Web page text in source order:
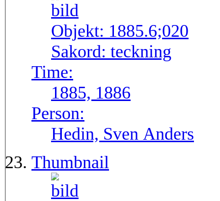
Objekt: 1885.6;020
Sakord: teckning
Time:
1885, 1886
Person:
Hedin, Sven Anders
Thumbnail